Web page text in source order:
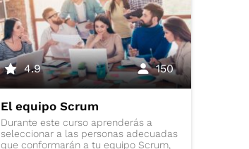
4.9 150
El equipo Scrum
Durante este curso aprenderás a
seleccionar a las personas adecuadas
que conformarán a tu equipo Scrum,